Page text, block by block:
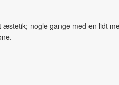
nogle gange med en lidt